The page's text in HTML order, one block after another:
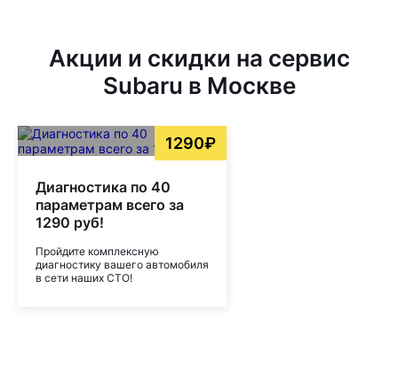
Акции и скидки на сервис
Subaru в Москве
1290₽
Диагностика по 40
параметрам всего за
1290 руб!
Пройдите комплексную
диагностику вашего автомобиля
в сети наших СТО!